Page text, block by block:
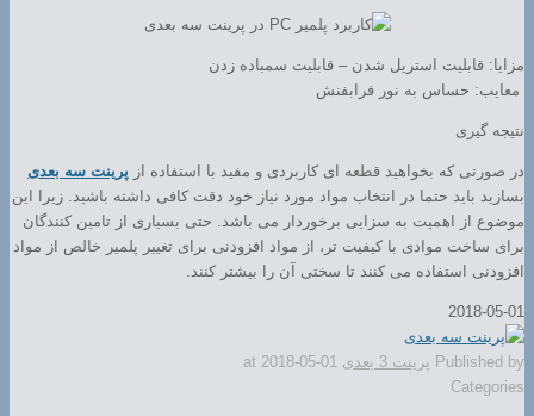
مزایا: قابلیت استریل شدن – قابلیت سمباده زدن
معایب: حساس به نور فرابفنش
نتیجه گیری
در صورتی که بخواهید قطعه ای کاربردی و مفید با استفاده از پرینت سه بعدی
بسازید باید حتما در انتخاب مواد مورد نیاز خود دقت کافی داشته باشید. زیرا این
موضوع از اهمیت به سزایی برخوردار می باشد. حتی بسیاری از تامین کنندگان
برای ساخت موادی با کیفیت تر، از مواد افزودنی برای تغییر پلمیر خالص از مواد
افزودنی استفاده می کنند تا سختی آن را بیشتر کنند.
2018-05-01
Published by پرینت 3 بعدی at 2018-05-01
Categories